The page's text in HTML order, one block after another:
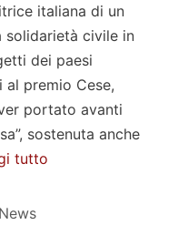
italiana di un
solidarietà civile in
dei paesi
al premio Cese,
portato avanti
sostenuta anche
tutto
News